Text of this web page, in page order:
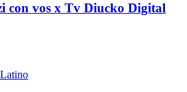
con vos x Tv Diucko Digital